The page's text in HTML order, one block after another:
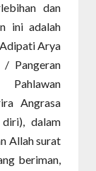
dan
ini adalah
Arya
Pangeran
Angrasa
dalam
Allah surat
beriman,